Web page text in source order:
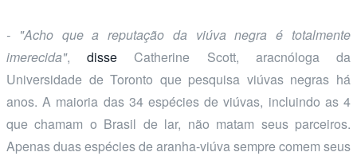
- "Acho que a reputação da viúva negra é totalmente
imerecida",disse Catherine Scott, aracnóloga da
Universidade de Toronto que pesquisa viúvas negras há
anos. A maioria das 34 espécies de viúvas, incluindo as 4
que chamam o Brasil de lar, não matam seus parceiros.
Apenas duas espécies de aranha-viúva sempre comem seus